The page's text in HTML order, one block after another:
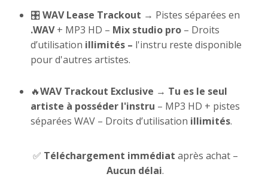
🎛WAV Lease Trackout → Pistes séparées en
.WAV+ MP3 HD – Mix studio pro – Droits
d’utilisation illimités – l'instru reste disponible
pour d'autres artistes.
🔥WAV Trackout Exclusive → Tu es le seul
artiste à posséder l'instru – MP3 HD + pistes
séparées WAV – Droits d’utilisation illimités.
✅ Téléchargement immédiat après achat –
Aucun délai.